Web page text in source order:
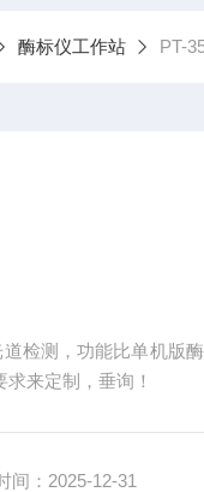
酶标仪工作站 PT-
检测，功能比单机版酶
来定制，垂询！
间：2025-12-31